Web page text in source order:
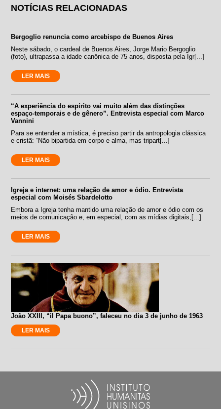
NOTÍCIAS RELACIONADAS
Bergoglio renuncia como arcebispo de Buenos Aires
Neste sábado, o cardeal de Buenos Aires, Jorge Mario Bergoglio
(foto), ultrapassa a idade canônica de 75 anos, disposta pela Igr[...]
LER MAIS
“A experiência do espírito vai muito além das distinções
espaço-temporais e de gênero”. Entrevista especial com Marco
Vannini
Para se entender a mística, é preciso partir da antropologia clássica
e cristã: “Não bipartida em corpo e alma, mas tripart[...]
LER MAIS
Igreja e internet: uma relação de amor e ódio. Entrevista
especial com Moisés Sbardelotto
Embora a Igreja tenha mantido uma relação de amor e ódio com os
meios de comunicação e, em especial, com as mídias digitais,[...]
LER MAIS
João XXIII, “il Papa buono”, faleceu no dia 3 de junho de 1963
LER MAIS